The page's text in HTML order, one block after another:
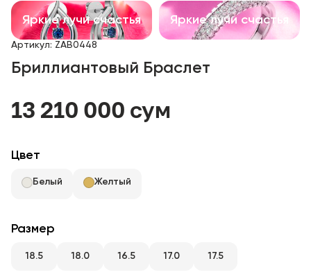
Аксессуары
Все
RU ENG UZ
Яркие лучи счастья Яркие лучи счастья
Артикул: ZAB0448
Бриллиантовый Браслет
13 210 000 сум
Цвет
Белый Желтый
Размер
18.5 18.0 16.5 17.0 17.5